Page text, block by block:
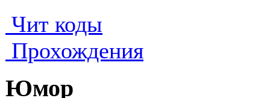
Чит коды
Прохождения
Юмор